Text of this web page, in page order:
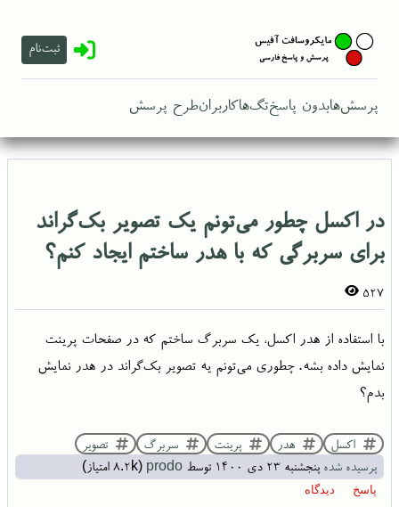
ثبت‌نام
پرسش‌هابدون پاسختگ‌هاکاربرانطرح پرسش
در اکسل چطور می‌تونم یک تصویر بک‌گراند
برای سربرگی که با هدر ساختم ایجاد کنم؟
527
با استفاده از هدر اکسل، یک سربرگ ساختم که در صفحات پرینت
نمایش داده بشه. چطوری می‌تونم یه تصویر بک‌گراند در هدر نمایش
بدم؟
اکسل هدر پرینت سربرگ
تصویر
پرسیده شده پنجشنبه ۲۳ دی ۱۴۰۰ توسط prodo
(
8.2k امتیاز)